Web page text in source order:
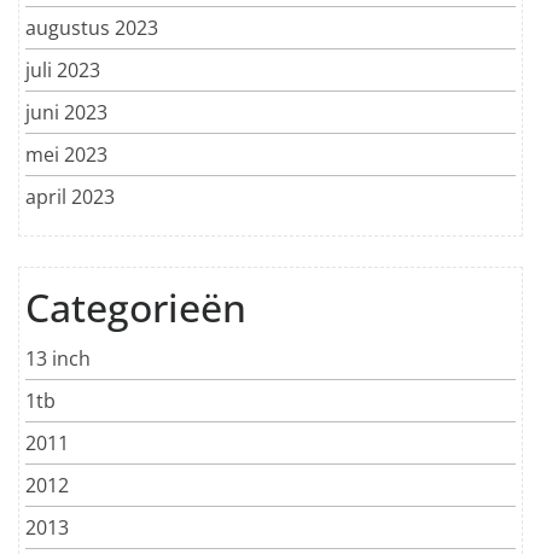
augustus 2023
juli 2023
juni 2023
mei 2023
april 2023
Categorieën
13 inch
1tb
2011
2012
2013